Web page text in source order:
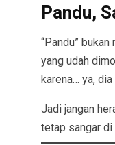
Pandu,
“Pandu”
yang udah
karena… ya,
Jadi jangan
tetap sangar di